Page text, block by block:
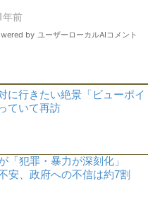
に行きたい絶景「ビューポイ
ていて再訪
「犯罪・暴力が深刻化」
安、政府への不信は約7割